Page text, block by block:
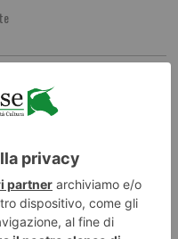
torna la Hope Color